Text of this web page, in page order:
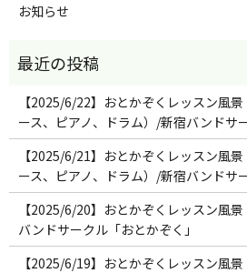
お知らせ
【2025/6/22】おとかぞくレッスン風
ース、ピアノ、ドラム）/新宿バンドサ
【2025/6/21】おとかぞくレッスン風
ース、ピアノ、ドラム）/新宿バンドサ
【2025/6/20】おとかぞくレッスン風
バンドサークル「おとかぞく」
【2025/6/19】おとかぞくレッスン風